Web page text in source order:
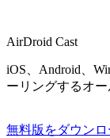
AirDroid Cast
iOS、Android、
ーリングするオ
無料版をダウンロ